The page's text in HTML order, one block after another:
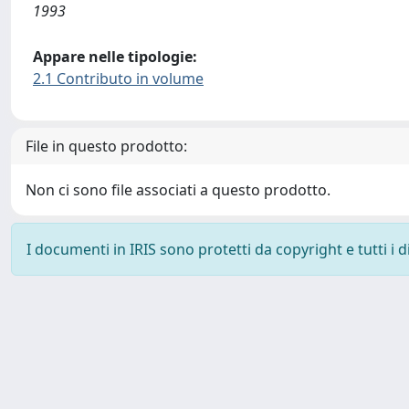
1993
Appare nelle tipologie:
2.1 Contributo in volume
File in questo prodotto:
Non ci sono file associati a questo prodotto.
I documenti in IRIS sono protetti da copyright e tutti i